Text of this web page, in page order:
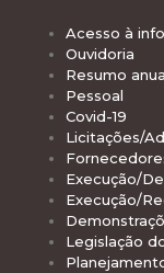
Acesso à
Ouvidoria
Resumo
Pessoal
Covid-19
Licitações/
Execução/
Execução/
Legislação